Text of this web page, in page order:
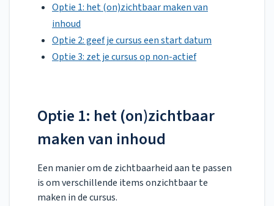
Optie 1: het (on)zichtbaar maken van
inhoud
Optie 2: geef je cursus een start datum
Optie 3: zet je cursus op non-actief
Optie 1: het (on)zichtbaar
maken van inhoud
Een manier om de zichtbaarheid aan te passen
is om verschillende items onzichtbaar te
maken in de cursus.